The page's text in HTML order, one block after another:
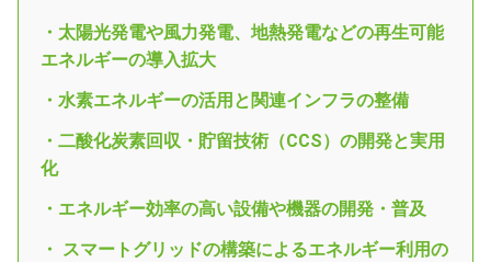
・太陽光発電や風力発電、地熱発電などの再生可能
エネルギーの導入拡大
・水素エネルギーの活用と関連インフラの整備
・二酸化炭素回収・貯留技術（CCS）の開発と実用
化
・エネルギー効率の高い設備や機器の開発・普及
・ スマートグリッドの構築によるエネルギー利用の